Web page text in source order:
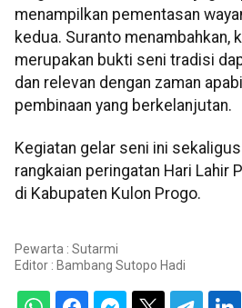
menampilkan pementasan
kedua. Suranto menambahkan,
merupakan bukti seni tradisi
dan relevan dengan zaman
pembinaan yang berkelanjutan.
Kegiatan gelar seni ini
rangkaian peringatan Hari Lahir
di Kabupaten Kulon Progo.
Pewarta : Sutarmi
Editor : Bambang Sutopo Hadi